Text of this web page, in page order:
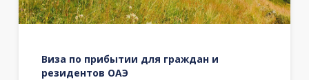
Виза по прибытии для граждан и
резидентов ОАЭ